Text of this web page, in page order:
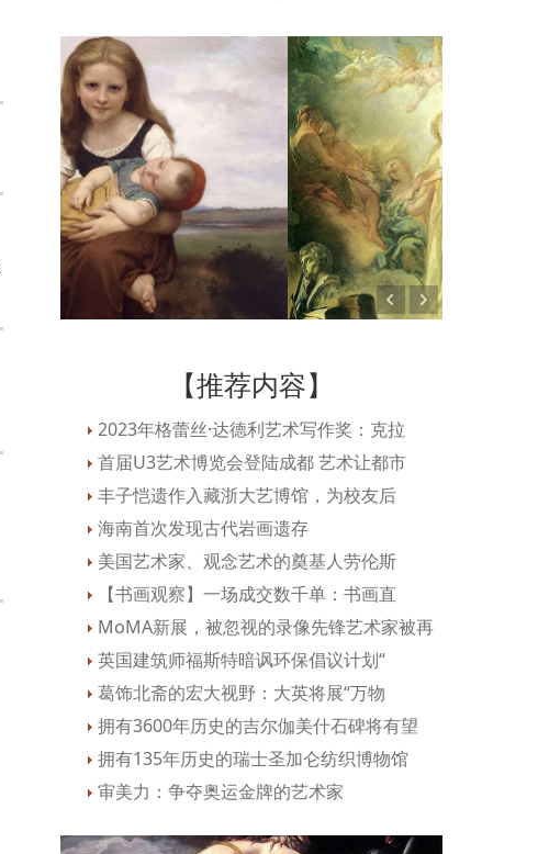
【推荐内容】
2023年格蕾丝·达德利艺术写作奖：克拉
首届U3艺术博览会登陆成都 艺术让都市
丰子恺遗作入藏浙大艺博馆，为校友后
海南首次发现古代岩画遗存
美国艺术家、观念艺术的奠基人劳伦斯
【书画观察】一场成交数千单：书画直
MoMA新展，被忽视的录像先锋艺术家被再
英国建筑师福斯特暗讽环保倡议计划“
葛饰北斋的宏大视野：大英将展“万物
拥有3600年历史的吉尔伽美什石碑将有望
拥有135年历史的瑞士圣加仑纺织博物馆
审美力：争夺奥运金牌的艺术家